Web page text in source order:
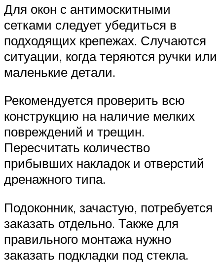
Для окон с антимоскитными
сетками следует убедиться в
подходящих крепежах. Случаются
ситуации, когда теряются ручки или
маленькие детали.
Рекомендуется проверить всю
конструкцию на наличие мелких
повреждений и трещин.
Пересчитать количество
прибывших накладок и отверстий
дренажного типа.
Подоконник, зачастую, потребуется
заказать отдельно. Также для
правильного монтажа нужно
заказать подкладки под стекла.